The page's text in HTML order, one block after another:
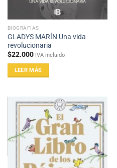
BIOGRAFÍAS
GLADYS MARÍN Una vida
revolucionaria
$22.000 IVA incluido
LEER MÁS